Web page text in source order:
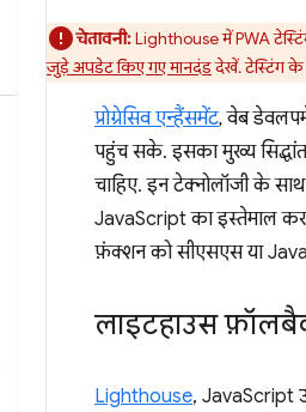
चेतावनी:Lighthouse में PWA
जुड़े अपडेट किए गए मानदंडदेखें. टेस्टिंग के
प्रोग्रेसिव एन्हैंसमेंट, वेब
पहुंच सके. इसका मुख्य सिद्धांत
चाहिए. इन टेक्नोलॉजी के
JavaScript का इस्तेमाल
फ़ंक्शन को सीएसएस या
लाइटहाउस
Lighthouse, JavaScript